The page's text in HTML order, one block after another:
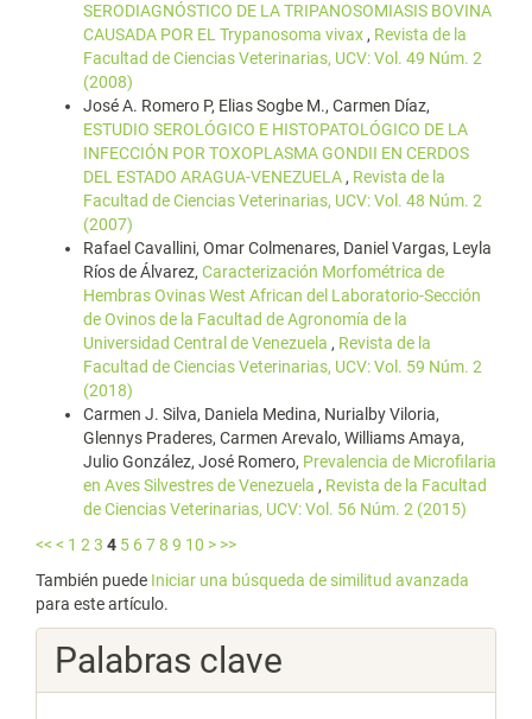
SERODIAGNÓSTICO DE LA TRIPANOSOMIASIS BOVINA
CAUSADA POR EL Trypanosoma vivax , Revista de la
Facultad de Ciencias Veterinarias, UCV: Vol. 49 Núm. 2
(2008)
José A. Romero P, Elias Sogbe M., Carmen Díaz,
ESTUDIO SEROLÓGICO E HISTOPATOLÓGICO DE LA
INFECCIÓN POR TOXOPLASMA GONDII EN CERDOS
DEL ESTADO ARAGUA-VENEZUELA , Revista de la
Facultad de Ciencias Veterinarias, UCV: Vol. 48 Núm. 2
(2007)
Rafael Cavallini, Omar Colmenares, Daniel Vargas, Leyla
Ríos de Álvarez, Caracterización Morfométrica de
Hembras Ovinas West African del Laboratorio-Sección
de Ovinos de la Facultad de Agronomía de la
Universidad Central de Venezuela , Revista de la
Facultad de Ciencias Veterinarias, UCV: Vol. 59 Núm. 2
(2018)
Carmen J. Silva, Daniela Medina, Nurialby Viloria,
Glennys Praderes, Carmen Arevalo, Williams Amaya,
Julio González, José Romero, Prevalencia de Microfilaria
en Aves Silvestres de Venezuela , Revista de la Facultad
de Ciencias Veterinarias, UCV: Vol. 56 Núm. 2 (2015)
<< < 1 2 3 4 5 678 9 10 > >>
También puede Iniciar una búsqueda de similitud avanzada
para este artículo.
Palabras clave